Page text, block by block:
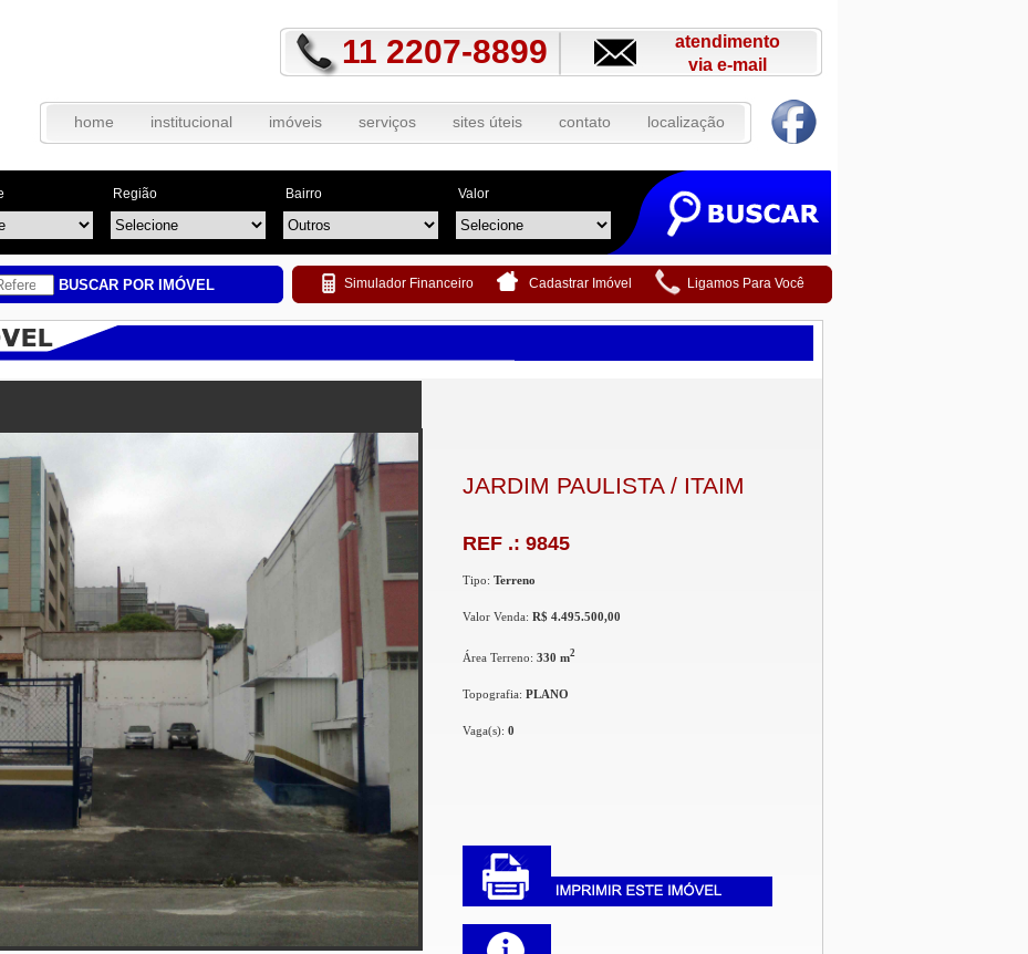
11 2207-8899
atendimento
via e-mail
home institucional imóveis serviços sites úteis contato localização
Região Bairro Valor
BUSCAR POR IMÓVEL Simulador Financeiro Cadastrar Imóvel Ligamos Para Você
JARDIM PAULISTA / ITAIM
REF .: 9845
Tipo: Terreno
Valor Venda: R$ 4.495.500,00
Área Terreno: 330 m2
Topografia: PLANO
Vaga(s): 0